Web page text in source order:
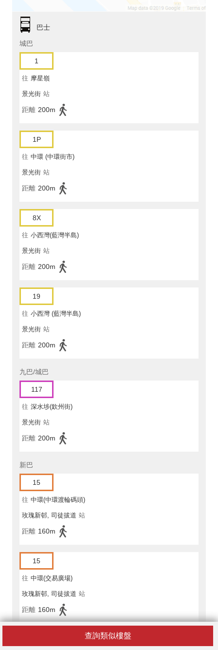
查詢類似樓盤
巴士
城巴
1
往 摩星嶺
景光街 站
距離 200m
1P
往 中環 (中環街市)
景光街 站
距離 200m
8X
往 小西灣(藍灣半島)
景光街 站
距離 200m
19
往 小西灣 (藍灣半島)
景光街 站
距離 200m
九巴/城巴
117
往 深水埗(欽州街)
景光街 站
距離 200m
新巴
15
往 中環(中環渡輪碼頭)
玫瑰新邨, 司徒拔道 站
距離 160m
15
往 中環(交易廣場)
玫瑰新邨, 司徒拔道 站
距離 160m